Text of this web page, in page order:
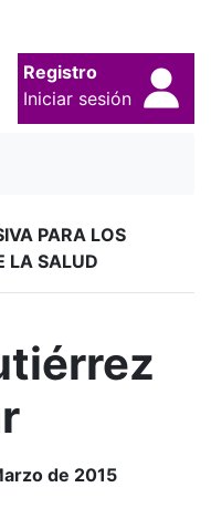
Registro
Iniciar sesión
PARA LOS
LA SALUD
de 2015